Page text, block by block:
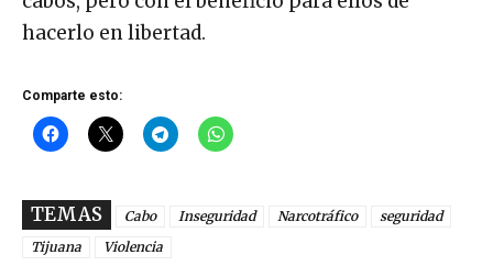
hacerlo en libertad.
Comparte esto:
TEMAS Cabo Inseguridad Narcotráfico
seguridad
Tijuana
Violencia